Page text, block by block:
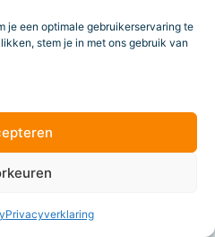
je een optimale gebruikerservaring te
stem je in met ons gebruik van
Privacyverklaring